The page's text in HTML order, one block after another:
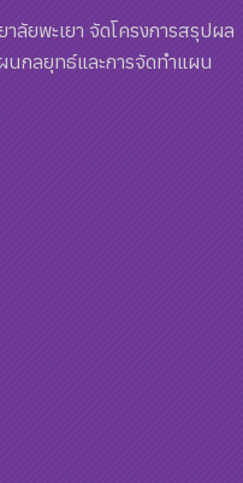
ลัยพะเยา จัดโครงการสรุปผล
นกลยุทธ์และการจัดทำแผน